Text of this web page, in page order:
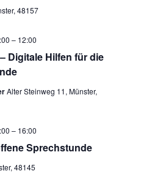
48157
Digitale Hilfen für die
– 12:00
Alter Steinweg 11, Münster,
Sprechstunde
– 16:00
48145